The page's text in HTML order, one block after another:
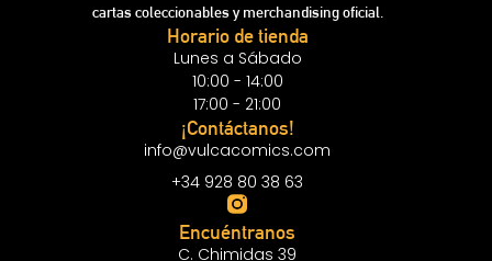
cartas coleccionables y merchandising oficial.
Horario de tienda
Lunes a Sábado
10:00 - 14:00
17:00 - 21:00
¡Contáctanos!
info@vulcacomics.com
+34 928 80 38 63
Encuéntranos
C. Chimidas 39